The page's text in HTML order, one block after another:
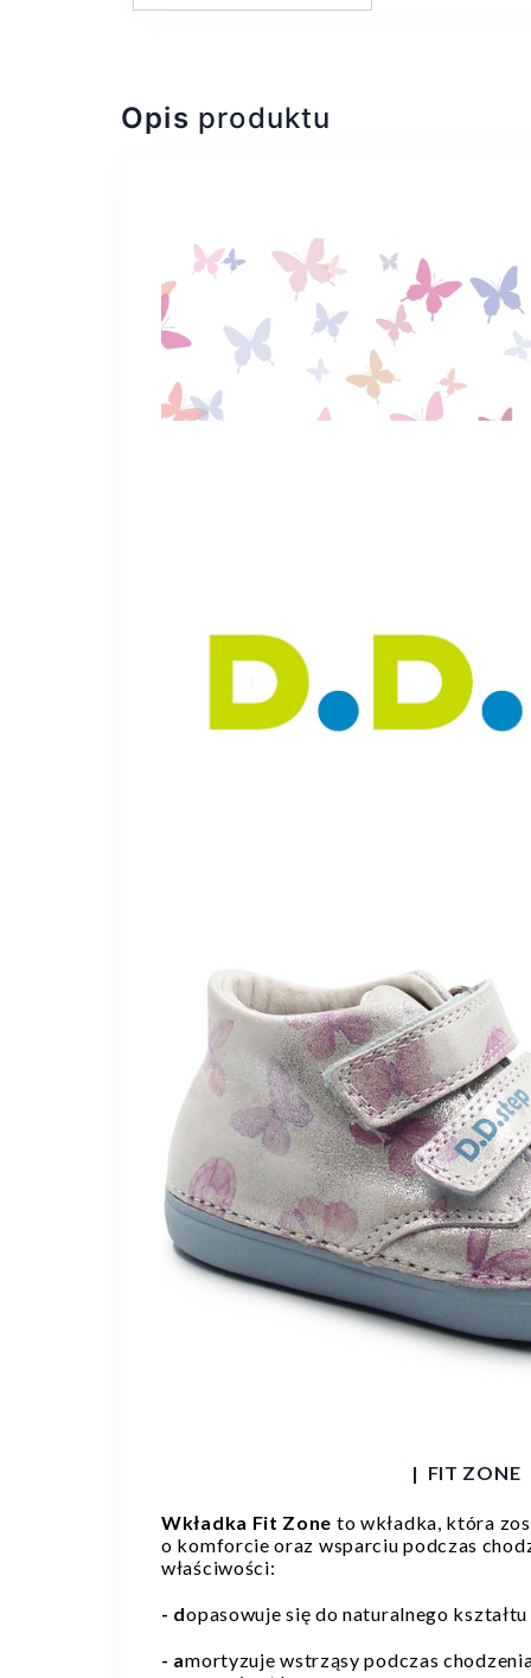
Opis produktu
| FIT ZONE
Wkładka Fit Zone to wkładka, która
o komforcie oraz wsparciu podczas
właściwości:
- dopasowuje się do naturalnego
- amortyzuje wstrząsy podczas